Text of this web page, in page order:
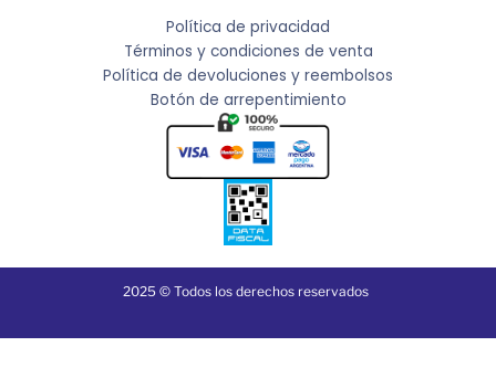
Política de privacidad
Términos y condiciones de venta
Política de devoluciones y reembolsos
Botón de arrepentimiento
2025 © Todos los derechos reservados